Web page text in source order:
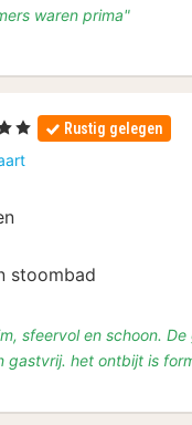
waren prima"
Rustig gelegen
stoombad
sfeervol en schoon.
gastvrij. het ontbijt is